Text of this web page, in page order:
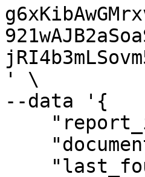
' \
--data '{